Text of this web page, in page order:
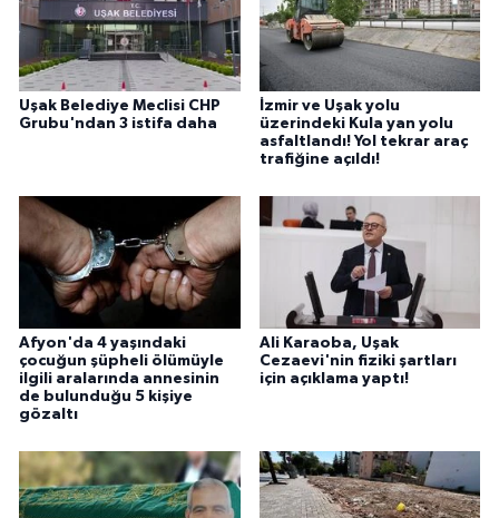
Uşak Belediye Meclisi CHP
Grubu'ndan 3 istifa daha
İzmir ve Uşak yolu
üzerindeki Kula yan yolu
asfaltlandı! Yol tekrar araç
trafiğine açıldı!
Afyon'da 4 yaşındaki
çocuğun şüpheli ölümüyle
ilgili aralarında annesinin
de bulunduğu 5 kişiye
gözaltı
Ali Karaoba, Uşak
Cezaevi'nin fiziki şartları
için açıklama yaptı!